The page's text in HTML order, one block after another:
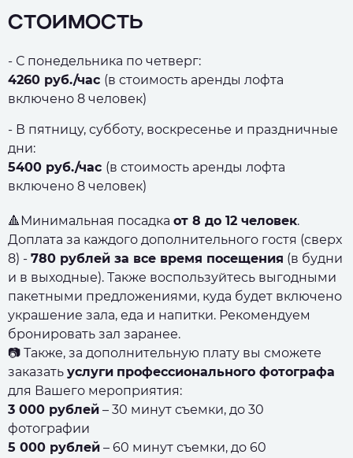
СТОИМОСТЬ
- С понедельника по четверг:
4260 руб./час (в стоимость аренды лофта
включено 8 человек)
- В пятницу, субботу, воскресенье и праздничные
дни:
5400 руб./час (в стоимость аренды лофта
включено 8 человек)
🔺Минимальная посадка от 8 до 12 человек.
Доплата за каждого дополнительного гостя (сверх
8) - 780 рублей за все время посещения (в будни
и в выходные). Также воспользуйтесь выгодными
пакетными предложениями, куда будет включено
украшение зала, еда и напитки. Рекомендуем
бронировать зал заранее.
📷 Также, за дополнительную плату вы сможете
заказать услуги профессионального фотографа
для Вашего мероприятия:
3 000 рублей – 30 минут съемки, до 30
фотографии
5 000 рублей – 60 минут съемки, до 60